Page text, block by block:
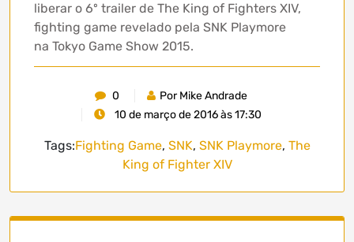
liberar o 6º trailer de The King of Fighters XIV,
fighting game revelado pela SNK Playmore
na Tokyo Game Show 2015.
0
Por Mike Andrade
10 de março de 2016 às 17:30
Tags:Fighting Game, SNK, SNK Playmore, The
King of Fighter XIV